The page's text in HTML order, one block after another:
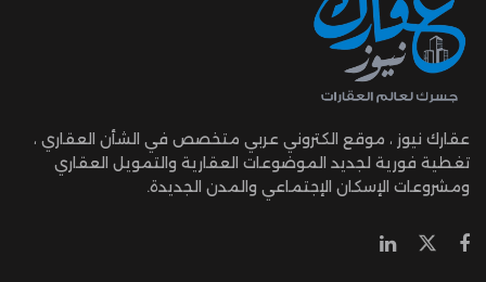
عقارك نيوز ، موقع الكتروني عربي متخصص في الشأن العقاري ،
تغطية فورية لجديد الموضوعات العقارية والتمويل العقاري
ومشروعات الإسكان الإجتماعي والمدن الجديدة.